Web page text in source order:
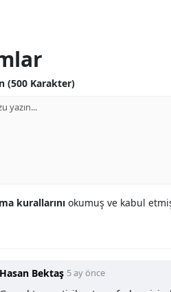
(500 Karakter)
kurallarını okumuş ve kabul etmiş
Hasan Bektaş 5 ay önce